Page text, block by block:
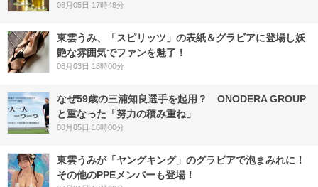
08月05日 17時48分
東雲うみ、「スピリッツ」の表紙＆グラビアに登場し妖
艶な雰囲気でファンを魅了！
08月03日 18時00分
なぜ59歳の三浦知良選手を起用？ ONODERA GROUP
と重なった「努力の積み重ね」
08月05日 16時00分
東雲うみが「ヤングキング」のグラビアで泡まみれに！
その他のPPEメンバーも登場！